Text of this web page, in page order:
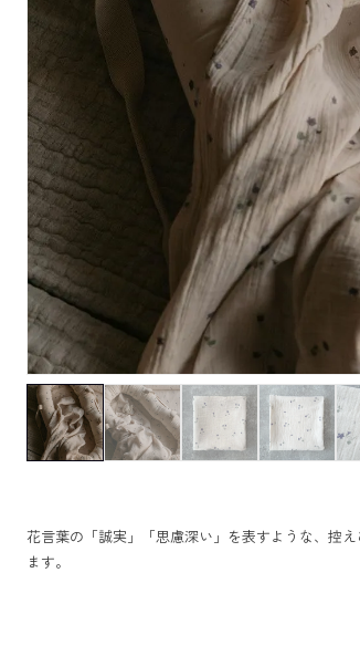
花言葉の「誠実」「思慮深い」を表すような、控
ます。